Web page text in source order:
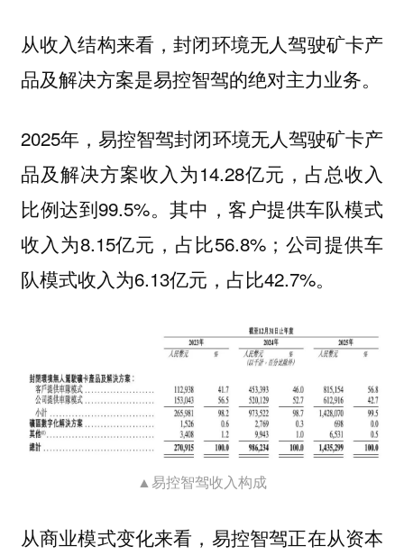
从收入结构来看，封闭环境无人驾驶矿卡产
品及解决方案是易控智驾的绝对主力业务。
2025年，易控智驾封闭环境无人驾驶矿卡产
品及解决方案收入为14.28亿元，占总收入
比例达到99.5%。其中，客户提供车队模式
收入为8.15亿元，占比56.8%；公司提供车
队模式收入为6.13亿元，占比42.7%。
▲易控智驾收入构成
从商业模式变化来看，易控智驾正在从资本